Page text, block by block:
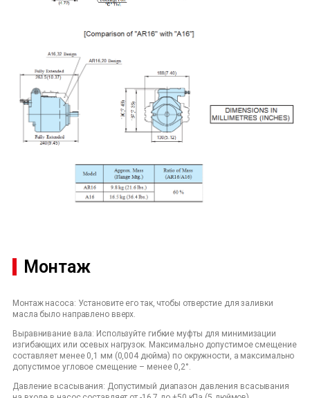
Монтаж
Монтаж насоса: Установите его так, чтобы отверстие для заливки
масла было направлено вверх.
Выравнивание вала: Используйте гибкие муфты для минимизации
изгибающих или осевых нагрузок. Максимально допустимое смещение
составляет менее 0,1 мм (0,004 дюйма) по окружности, а максимально
допустимое угловое смещение – менее 0,2°.
Давление всасывания: Допустимый диапазон давления всасывания